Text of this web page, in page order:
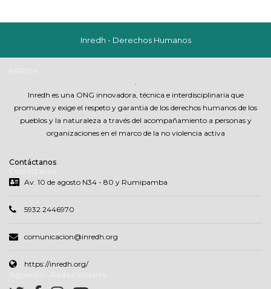
Inredh - Derechos Humanos
.
Inredh es una ONG innovadora, técnica e interdisciplinaria que
promueve y exige el respeto y garantia de los derechos humanos de los
pueblos y la naturaleza a través del acompañamiento a personas y
organizaciones en el marco de la no violencia activa
Contáctanos
Av. 10 de agosto N34 - 80 y Rumipamba
5932 2446970
comunicacion@inredh.org
https://inredh.org/